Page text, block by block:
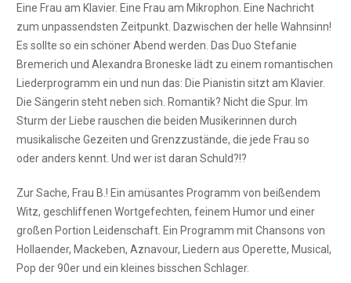
Eine Frau am Klavier. Eine Frau am Mikrophon. Eine Nachricht
zum unpassendsten Zeitpunkt. Dazwischen der helle Wahnsinn!
Es sollte so ein schöner Abend werden. Das Duo Stefanie
Bremerich und Alexandra Broneske lädt zu einem romantischen
Liederprogramm ein und nun das: Die Pianistin sitzt am Klavier.
Die Sängerin steht neben sich. Romantik? Nicht die Spur. Im
Sturm der Liebe rauschen die beiden Musikerinnen durch
musikalische Gezeiten und Grenzzustände, die jede Frau so
oder anders kennt. Und wer ist daran Schuld?!?
Zur Sache, Frau B.! Ein amüsantes Programm von beißendem
Witz, geschliffenen Wortgefechten, feinem Humor und einer
großen Portion Leidenschaft. Ein Programm mit Chansons von
Hollaender, Mackeben, Aznavour, Liedern aus Operette, Musical,
Pop der 90er und ein kleines bisschen Schlager.